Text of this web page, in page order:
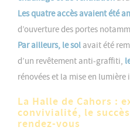
Les quatre accès avaient été
d’ouverture des portes
Par ailleurs, le solavait été
d’un revêtement anti-graffiti,
rénovées et la mise en
La Halle de Cahors :
convivialité, le
rendez-vous